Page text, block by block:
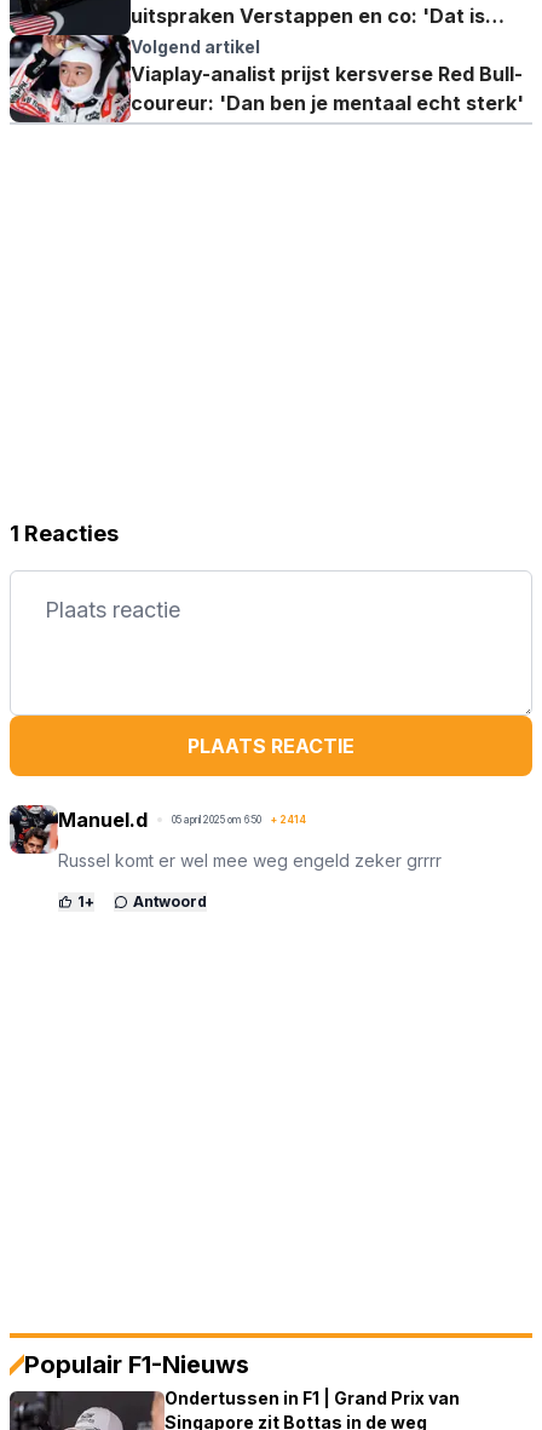
uitspraken Verstappen en co: 'Dat is
makkelijk om te zeggen'
Volgend artikel
Viaplay-analist prijst kersverse Red Bull-
coureur: 'Dan ben je mentaal echt sterk'
1 Reacties
PLAATS REACTIE
Manuel.d 05 april 2025 om 6:50 + 2414
Russel komt er wel mee weg engeld zeker grrrr
1+ Antwoord
Populair F1-Nieuws
Ondertussen in F1 | Grand Prix van
Singapore zit Bottas in de weg